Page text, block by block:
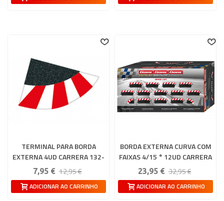
TERMINAL PARA BORDA
EXTERNA 4UD CARRERA 132-
124
7,95 € 12,95 €
ADICIONAR AO CARRINHO
BORDA EXTERNA CURVA COM
FAIXAS 4/15 ° 12UD CARRERA
132-124
23,95 € 32,95 €
ADICIONAR AO CARRINHO